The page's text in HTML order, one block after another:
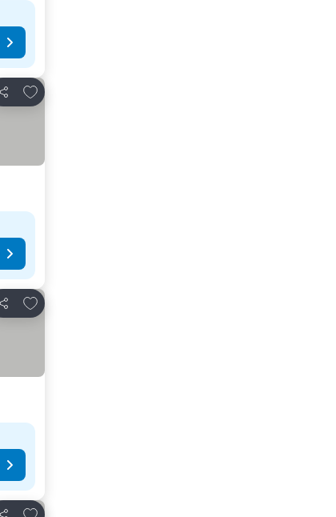
Κοινοποίηση
Προσθήκη στα αγαπημένα
Κοινοποίηση
Προσθήκη στα αγαπημένα
Προσθήκη στα αγαπημένα